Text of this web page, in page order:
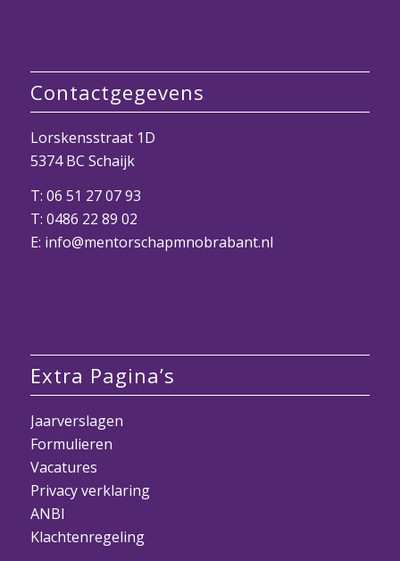
Contactgegevens
Lorskensstraat 1D
5374 BC Schaijk
T: 06 51 27 07 93
T: 0486 22 89 02
E: info@mentorschapmnobrabant.nl
Extra Pagina’s
Jaarverslagen
Formulieren
Vacatures
Privacy verklaring
ANBI
Klachtenregeling